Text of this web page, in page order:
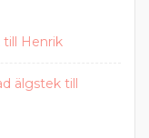
till Henrik
älgstek till